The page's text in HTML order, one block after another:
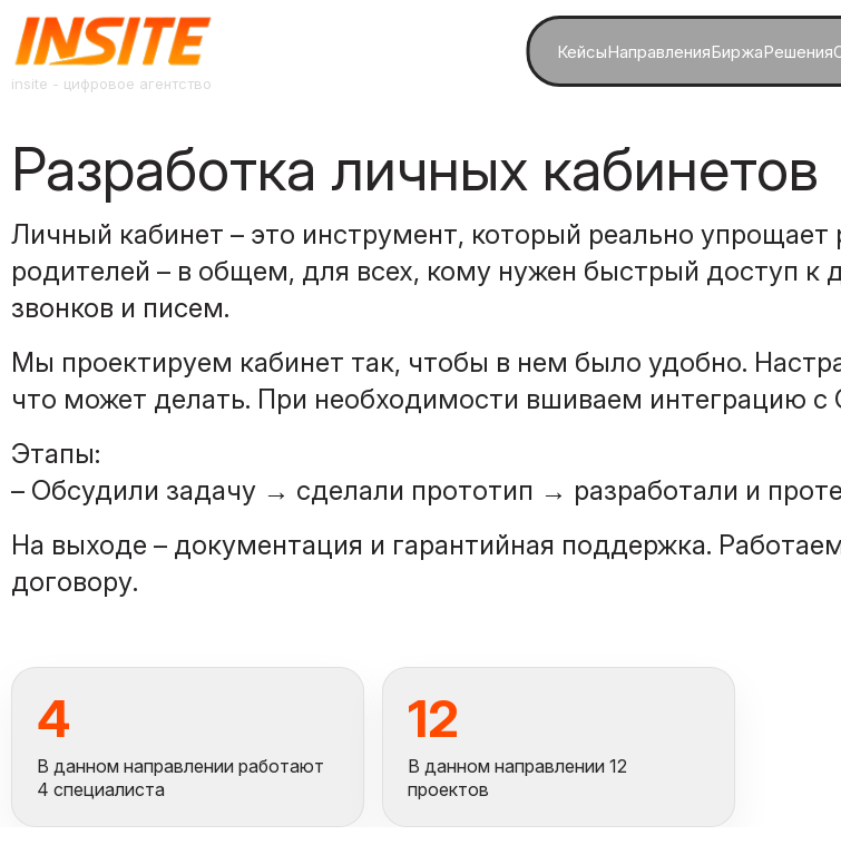
insite - цифровое агентство
КейсыНаправленияБиржаРешения
Разработка личных кабинетов
Личный кабинет – это инструмент, который реально упрощает
родителей – в общем, для всех, кому нужен быстрый доступ
звонков и писем.
Мы проектируем кабинет так, чтобы в нем было удобно.
что может делать. При необходимости вшиваем интеграцию с
Этапы:
– Обсудили задачу → сделали прототип → разработали и
На выходе – документация и гарантийная поддержка.
договору.
4
В данном направлении работают
4 специалиста
12
В данном направлении 12
проектов